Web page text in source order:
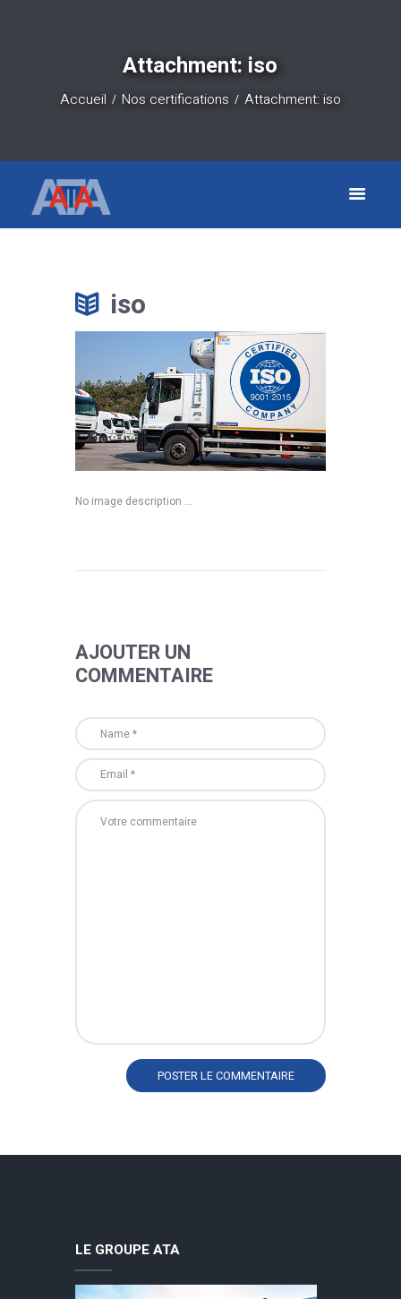
Attachment: iso
Accueil Nos certifications Attachment: iso
iso
No image description ...
AJOUTER UN
COMMENTAIRE
LE GROUPE ATA